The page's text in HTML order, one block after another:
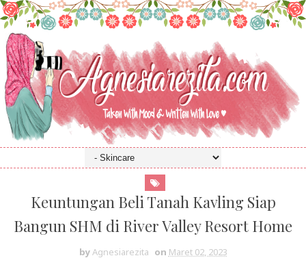
Keuntungan Beli Tanah Kavling Siap
Bangun SHM di River Valley Resort Home
byAgnesiarezita on Maret 02, 2023